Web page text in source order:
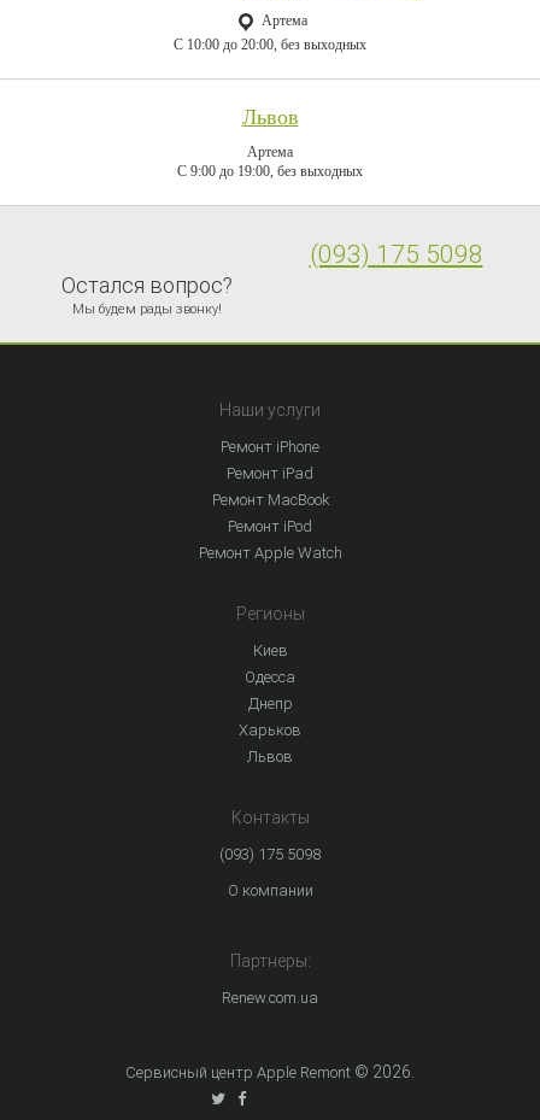
Артема
C 10:00 до 20:00, без выходных
Львов
Артема
C 9:00 до 19:00, без выходных
Остался вопрос?
Мы будем рады звонку!
(093) 175 5098
Наши услуги
Ремонт iPhone
Ремонт iPad
Ремонт MacBook
Ремонт iPod
Ремонт Apple Watch
Регионы
Киев
Одесса
Днепр
Харьков
Львов
Контакты
(093) 175 5098
О компании
Партнеры:
Renew.com.ua
Сервисный центр Apple Remont © 2026.